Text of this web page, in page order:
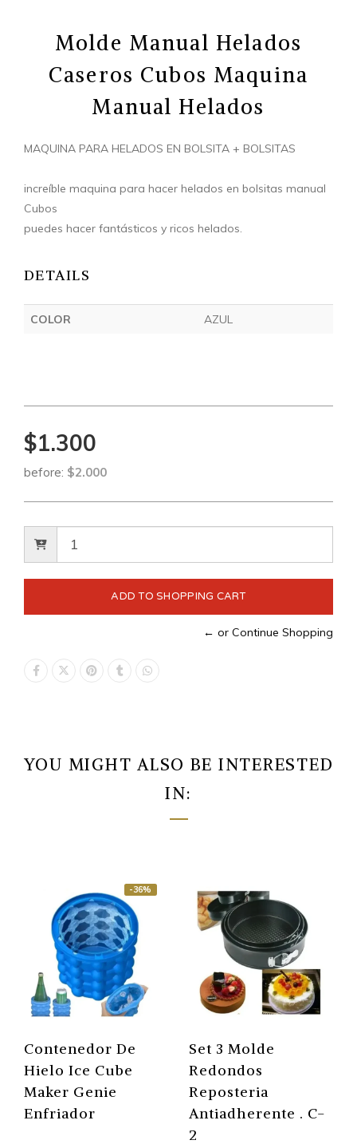
Molde Manual Helados
Caseros Cubos Maquina
Manual Helados
MAQUINA PARA HELADOS EN BOLSITA + BOLSITAS
increíble maquina para hacer helados en bolsitas manual
Cubos
puedes hacer fantásticos y ricos helados.
DETAILS
COLOR AZUL
$1.300
before: $2.000
← or Continue Shopping
YOU MIGHT ALSO BE INTERESTED
IN:
-36%
Contenedor De
Hielo Ice Cube
Maker Genie
Enfriador
Set 3 Molde
Redondos
Reposteria
Antiadherente . C-
2